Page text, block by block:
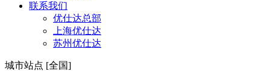
联系我们
优仕达总部
上海优仕达
苏州优仕达
城市站点 [全国]